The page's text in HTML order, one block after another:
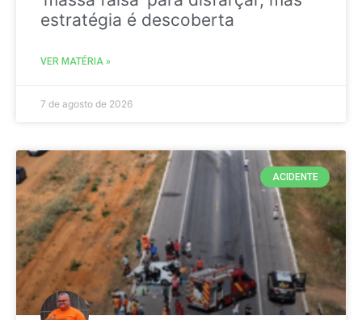
estratégia é descoberta
VER MATÉRIA »
7 de agosto de 2026
ACIDENTE